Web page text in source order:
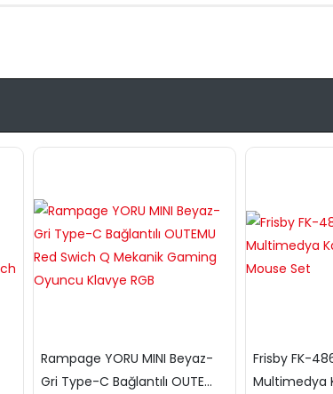
Rampage YORU MINI Beyaz-
Gri Type-C Bağlantılı OUTE...
Frisby FK-
Multimedya